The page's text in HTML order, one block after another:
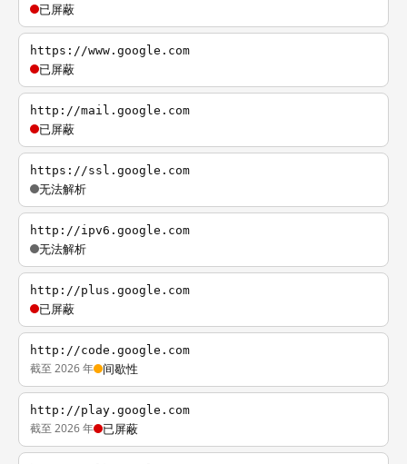
已屏蔽
https://www.google.com
已屏蔽
http://mail.google.com
已屏蔽
https://ssl.google.com
无法解析
http://ipv6.google.com
无法解析
http://plus.google.com
已屏蔽
http://code.google.com
截至 2026 年 间歇性
http://play.google.com
截至 2026 年 已屏蔽